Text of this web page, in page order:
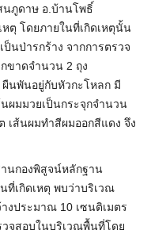
ภูดาษ อ.บ้านโพธิ์
หตุ โดยภายในที่เกิดเหตุนั้น
นป่ารกร้าง จากการตรวจ
ขาดจำนวน 2 ถุง
นพันอยู่กับหัวกะโหลก มี
ผมมวยเป็นกระจุกจำนวน
เส้นผมทำสีผมออกสีแดง จึง
นกองพิสูจน์หลักฐาน
ที่เกิดเหตุ พบว่าบริเวณ
งประมาณ 10 เซนติเมตร
จสอบในบริเวณพื้นที่โดย